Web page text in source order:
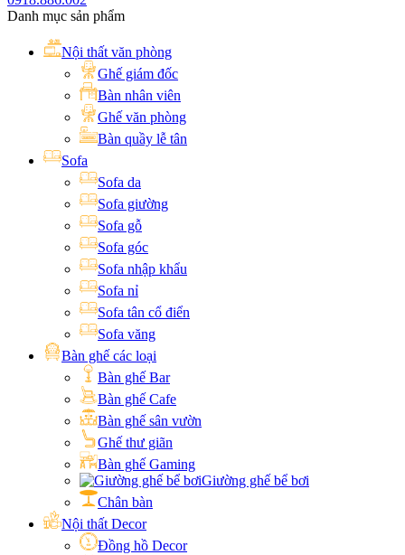
Danh mục sản phẩm
Nội thất văn phòng
Ghế giám đốc
Bàn nhân viên
Ghế văn phòng
Bàn quầy lễ tân
Sofa
Sofa da
Sofa giường
Sofa gỗ
Sofa góc
Sofa nhập khẩu
Sofa nỉ
Sofa tân cổ điển
Sofa văng
Bàn ghế các loại
Bàn ghế Bar
Bàn ghế Cafe
Bàn ghế sân vườn
Ghế thư giãn
Bàn ghế Gaming
Giường ghế bể bơi
Chân bàn
Nội thất Decor
Đồng hồ Decor